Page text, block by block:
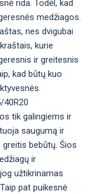
rida. Todėl, kad
medžiagos.
nes dvigubai
kurie
ir greitesnis
kad būtų kuo
tik galingiems ir
saugumą ir
bebūtų. Šios
ir
užtikrinamas
pat puikesnė